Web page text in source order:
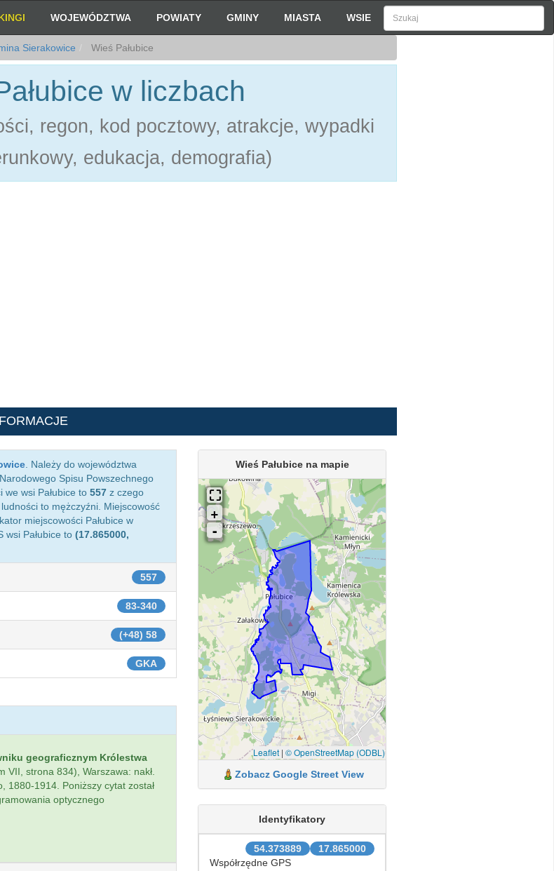
WOJEWÓDZTWA POWIATY GMINY MIASTA WSIE
Sierakowice Wieś Pałubice
w liczbach
regon, kod pocztowy, atrakcje, wypadki
edukacja, demografia)
. Należy do województwa
Narodowego Spisu Powszechnego
wsi Pałubice to 557 z czego
ludności to mężczyźni. Miejscowość
miejscowości Pałubice w
wsi Pałubice to (17.865000,
557
83-340
(+48) 58
GKA
geograficznym Królestwa
VII, strona 834), Warszawa: nakł.
1880-1914. Poniższy cytat został
optycznego
Wieś Pałubice na mapie
Leaflet| © OpenStreetMap (ODBL)
Zobacz Google Street View
Identyfikatory
17.865000
54.373889
Współrzędne GPS